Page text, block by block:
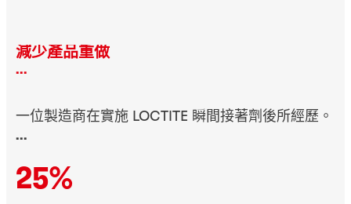
減少產品重做
...
一位製造商在實施 LOCTITE 瞬間接著劑後所經歷。
...
25%